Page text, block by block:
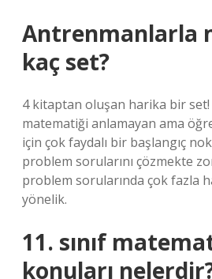
Antrenmanlarla
kaç set?
4 kitaptan oluşan harika bir
matematiği anlamayan ama
için çok faydalı bir başlangıç
problem sorularını çözmekte
problem sorularında çok fazla
yönelik.
11. sınıf
konuları